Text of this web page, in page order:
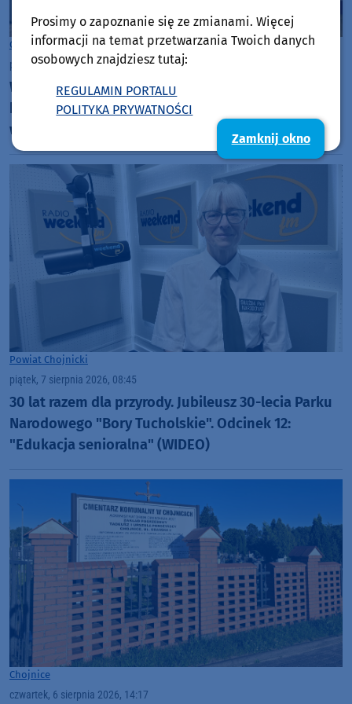
Gmina Chojnice
piątek, 7 sierpnia 2026, 09:36
Władze gminy Chojnice podpisały umowę na
kontynuację ścieżki rowerowej przy drodze
wojewódzkiej 212. Część miejska już powstaje
Powiat Chojnicki
piątek, 7 sierpnia 2026, 08:45
30 lat razem dla przyrody. Jubileusz 30-lecia Parku
Narodowego "Bory Tucholskie". Odcinek 12:
"Edukacja senioralna" (WIDEO)
Chojnice
czwartek, 6 sierpnia 2026, 14:17
Prosimy o zapoznanie się ze zmianami. Więcej
informacji na temat przetwarzania Twoich danych
osobowych znajdziesz tutaj:
REGULAMIN PORTALU
POLITYKA PRYWATNOŚCI
Zamknij okno